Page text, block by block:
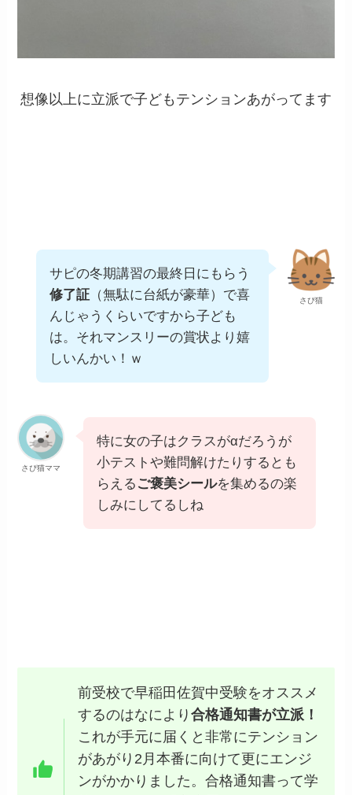
想像以上に立派で子どもテンションあがってます
さぴ猫
サピの冬期講習の最終日にもらう
修了証 （無駄に台紙が豪華）で喜
んじゃうくらいですから子ども
は。それマンスリーの賞状より嬉
しいんかい！ｗ
さぴ猫ママ
特に女の子はクラスがαだろうが
小テストや難問解けたりするとも
らえる ご褒美シールを集めるの楽
しみにしてるしね
前受校で早稲田佐賀中受験をオススメ
するのはなにより 合格通知書が立派！
これが手元に届くと非常にテンション
があがり2月本番に向けて更にエンジ
ンがかかりました。合格通知書って学